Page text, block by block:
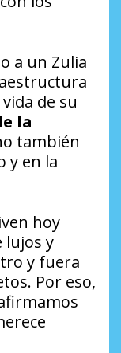
a un Zulia
de su
la
también
y en la
hoy
lujos y
y fuera
Por eso,